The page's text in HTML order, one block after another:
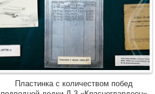
Пластинка с количеством побед